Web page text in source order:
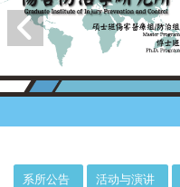
系所公告 活动与演讲